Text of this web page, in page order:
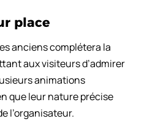
place
anciens complétera la
aux visiteurs d’admirer
animations
que leur nature précise
l’organisateur.